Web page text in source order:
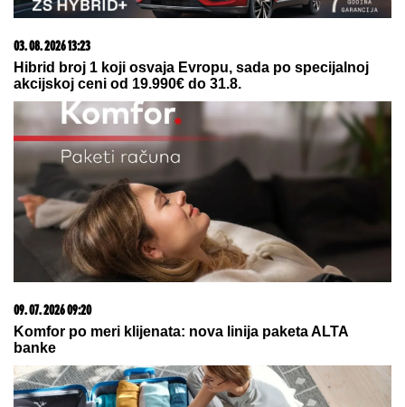
03. 08. 2026 13:23
Hibrid broj 1 koji osvaja Evropu, sada po specijalnoj
akcijskoj ceni od 19.990€ do 31.8.
09. 07. 2026 09:20
Komfor po meri klijenata: nova linija paketa ALTA
banke